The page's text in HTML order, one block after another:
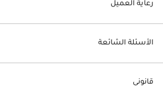
رعاية العميل
الأسئلة الشائعة
قانوني